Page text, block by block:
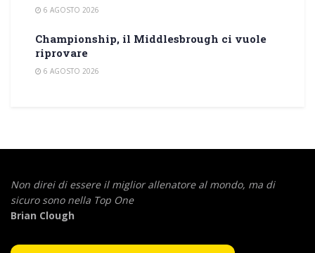
6 AGOSTO 2026
Championship, il Middlesbrough ci vuole
riprovare
6 AGOSTO 2026
Non direi di essere il miglior allenatore al mondo, ma di
sicuro sono nella Top One
Brian Clough